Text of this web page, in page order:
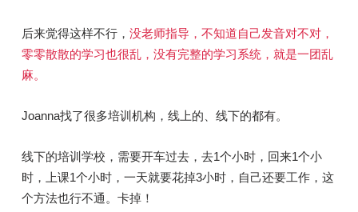
后来觉得这样不行， 没老师指导，不知道自己发音对不对，
零零散散的学习也很乱，没有完整的学习系统，就是一团乱
麻。
Joanna找了很多培训机构，线上的、线下的都有。
线下的培训学校，需要开车过去，去1个小时，回来1个小
时，上课1个小时，一天就要花掉3小时，自己还要工作，这
个方法也行不通。卡掉！